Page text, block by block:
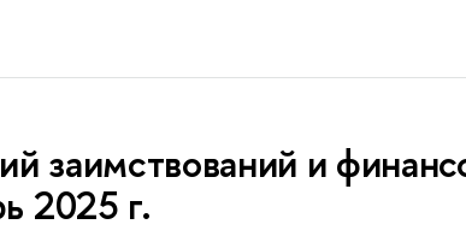
заимствований и
2025 г.